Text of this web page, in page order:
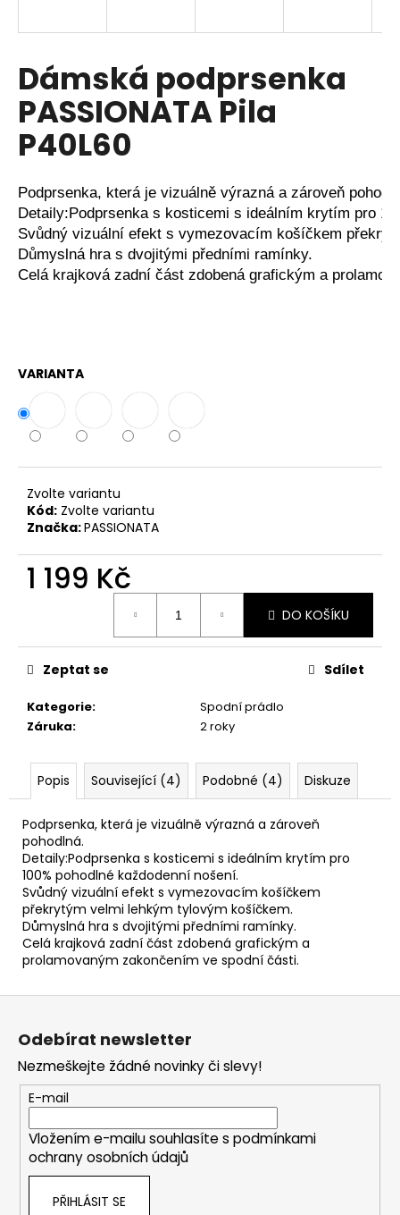
Dámská podprsenka
PASSIONATA Pila
P40L60
Podprsenka, která je vizuálně výrazná a zároveň
Detaily:Podprsenka s kosticemi s ideálním krytím pro
Svůdný vizuální efekt s vymezovacím košíčkem
Důmyslná hra s dvojitými předními ramínky.
Celá krajková zadní část zdobená grafickým a
VARIANTA
Zvolte variantu
Kód: Zvolte variantu
Značka:PASSIONATA
1 199 Kč
DO KOŠÍKU
Kategorie:
Spodní prádlo
Záruka: 2 roky
Zeptat se Sdílet
Popis Související (4) Podobné (4) Diskuze
Podprsenka, která je vizuálně výrazná a zároveň
pohodlná.
Detaily:Podprsenka s kosticemi s ideálním krytím pro
100% pohodlné každodenní nošení.
Svůdný vizuální efekt s vymezovacím košíčkem
překrytým velmi lehkým tylovým košíčkem.
Důmyslná hra s dvojitými předními ramínky.
Celá krajková zadní část zdobená grafickým a
prolamovaným zakončením ve spodní části.
í
t
?
HLEDAT
D
r
u
č
u
e
e
Odebírat newsletter
Nezmeškejte žádné novinky či slevy!
E-mail
Vložením e-mailu souhlasíte s podmínkami
ochrany osobních údajů
PŘIHLÁSIT SE